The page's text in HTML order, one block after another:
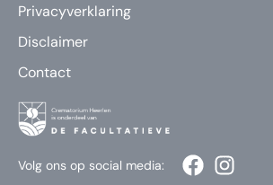
Privacyverklaring
Disclaimer
Contact
Volg ons op social media: